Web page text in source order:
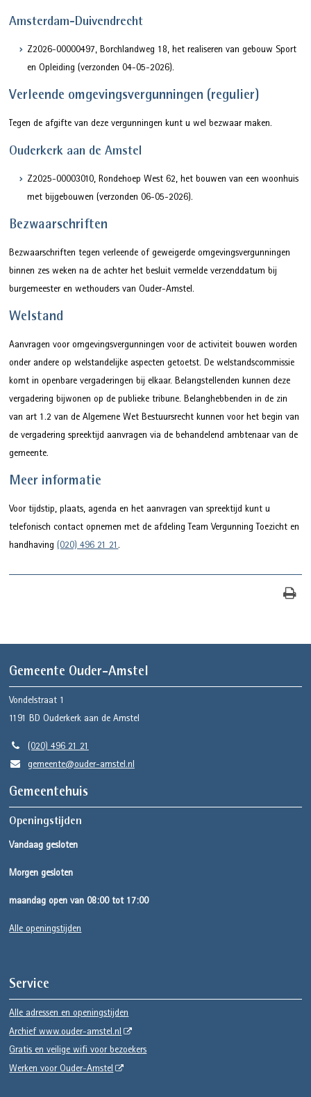
Amsterdam-Duivendrecht
Z2026-00000497, Borchlandweg 18, het realiseren van gebouw Sport
en Opleiding (verzonden 04-05-2026).
Verleende omgevingsvergunningen (regulier)
Tegen de afgifte van deze vergunningen kunt u wel bezwaar maken.
Ouderkerk aan de Amstel
Z2025-00003010, Rondehoep West 62, het bouwen van een woonhuis
met bijgebouwen (verzonden 06-05-2026).
Bezwaarschriften
Bezwaarschriften tegen verleende of geweigerde omgevingsvergunningen
binnen zes weken na de achter het besluit vermelde verzenddatum bij
burgemeester en wethouders van Ouder-Amstel.
Welstand
Aanvragen voor omgevingsvergunningen voor de activiteit bouwen worden
onder andere op welstandelijke aspecten getoetst. De welstandscommissie
komt in openbare vergaderingen bij elkaar. Belangstellenden kunnen deze
vergadering bijwonen op de publieke tribune. Belanghebbenden in de zin
van art 1.2 van de Algemene Wet Bestuursrecht kunnen voor het begin van
de vergadering spreektijd aanvragen via de behandelend ambtenaar van de
gemeente.
Meer informatie
Voor tijdstip, plaats, agenda en het aanvragen van spreektijd kunt u
telefonisch contact opnemen met de afdeling Team Vergunning Toezicht en
handhaving(020) 496 21 21.
Gemeente Ouder-Amstel
Vondelstraat 1
1191 BD Ouderkerk aan de Amstel
(020) 496 21 21
gemeente@ouder-amstel.nl
Gemeentehuis
Openingstijden
Vandaag gesloten
Morgen gesloten
maandag open van 08:00 tot 17:00
Alle openingstijden
Service
Alle adressen en openingstijden
Archief www.ouder-amstel.nl
Gratis en veilige wifi voor bezoekers
Werken voor Ouder-Amstel